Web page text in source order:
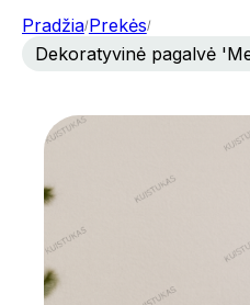
Pradžia/Prekės/
Dekoratyvinė pagalvė